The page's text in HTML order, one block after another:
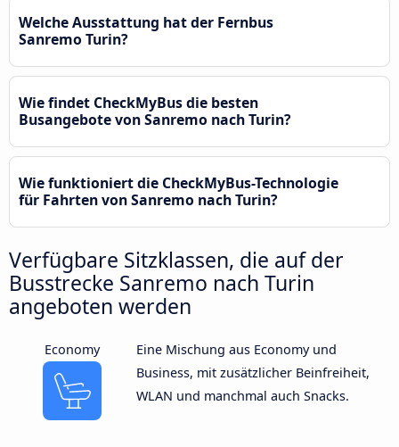
Welche Ausstattung hat der Fernbus
Sanremo Turin?
Wie findet CheckMyBus die besten
Busangebote von Sanremo nach Turin?
Wie funktioniert die CheckMyBus-Technologie
für Fahrten von Sanremo nach Turin?
Verfügbare Sitzklassen, die auf der
Busstrecke Sanremo nach Turin
angeboten werden
Economy
Eine Mischung aus Economy und
Business, mit zusätzlicher Beinfreiheit,
WLAN und manchmal auch Snacks.